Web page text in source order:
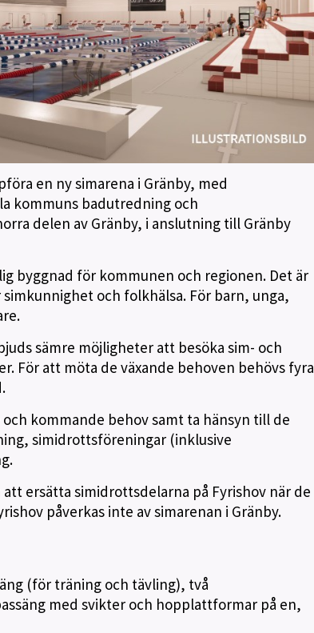
en ny simarena i Gränby, med
kommuns badutredning och
delen av Gränby, i anslutning till Gränby
byggnad för kommunen och regionen. Det är
och folkhälsa. För barn, unga,
sämre möjligheter att besöka sim- och
För att möta de växande behoven behövs fyra
kommande behov samt ta hänsyn till de
simidrottsföreningar (inklusive
ersätta simidrottsdelarna på Fyrishov när de
påverkas inte av simarenan i Gränby.
(för träning och tävling), två
med svikter och hopplattformar på en,